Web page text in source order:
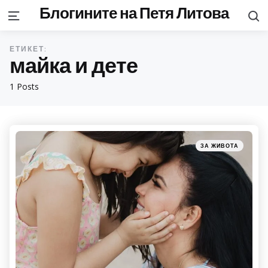
MenuБлогините на Петя Литова
1 Posts
ЕТИКЕТ:
майка и дете
Categories
Posted
in
ЗА ЖИВОТА